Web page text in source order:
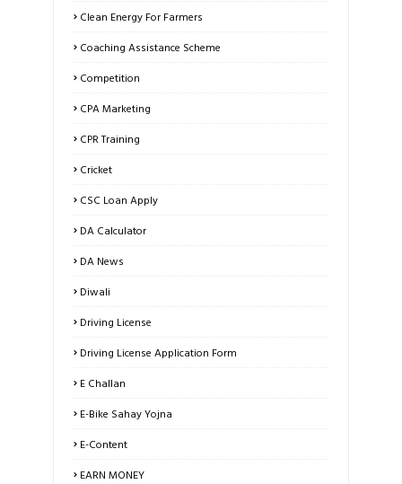
Clean Energy For Farmers
Coaching Assistance Scheme
Competition
CPA Marketing
CPR Training
Cricket
CSC Loan Apply
DA Calculator
DA News
Diwali
Driving License
Driving License Application Form
E Challan
E-Bike Sahay Yojna
E-Content
EARN MONEY